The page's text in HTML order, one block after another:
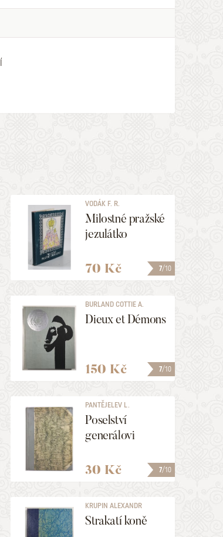
7/10
VODÁK F. R.
Milostné pražské
jezulátko
70 Kč
7/10
BURLAND COTTIE A.
Dieux et Démons
150 Kč
7/10
PANTĚJELEV L.
Poselství
generálovi
30 Kč
KRUPIN ALEXANDR
IVANOVIČ
Strakatí koně